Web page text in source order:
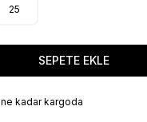
25
SEPETE EKLE
kadar kargoda